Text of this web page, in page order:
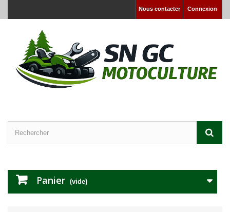
Connexion
Nous contacter
Panier (vide)